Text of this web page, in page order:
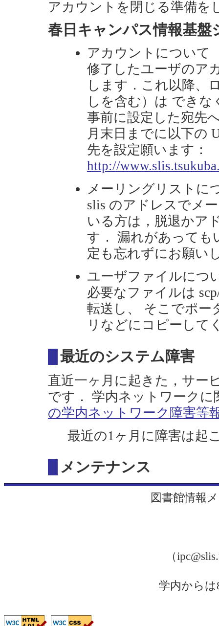
アカウントを閉じる準備を
春日キャンパス情報基盤
アカウントについて
修了したユーザのア
します．これ以降、
しを含む）は でき
事前に設定した宛先
月末日までに以下の
先を設定願います：
http://
メーリングリストに
slis のアドレスでメ
いる方は，脱退かア
す． 漏れがあっても
定も忘れずにお願い
ユーザファイルにつ
必要なファイルは
転送し、 そこでポー
リなどにコピーして
最近のシステム障害
直近一ヶ月に起きた，サー
です． 学内ネットワークに
の学内ネットワーク障害等
最近の1ヶ月に障害は起
メンテナンス
図書館情報
（
学内からは